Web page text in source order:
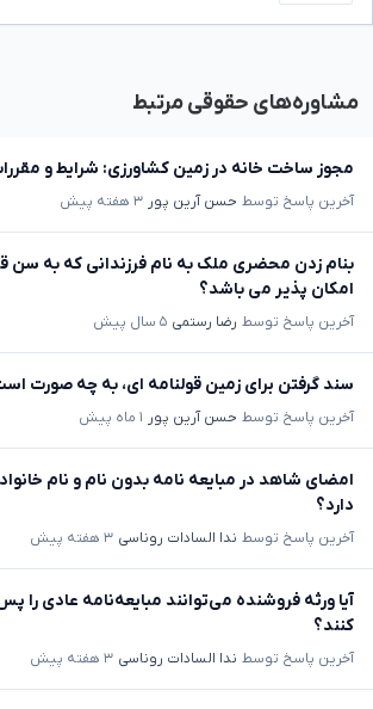
مشاوره‌های حقوقی مرتبط
مجوز ساخت خانه در زمین کشاورزی: شرایط و
آخرین پاسخ توسط حسن آرین پور ۳ هفته پیش
بنام زدن محضری ملک به نام فرزندانی که به سن
امکان پذیر می باشد؟
آخرین پاسخ توسط رضا رستمی ۵ سال پیش
سند گرفتن برای زمین قولنامه ای، به چه صورت
آخرین پاسخ توسط حسن آرین پور ۱ ماه پیش
امضای شاهد در مبایعه نامه بدون نام و نام
دارد؟
آخرین پاسخ توسط ندا السادات روناسی ۳ هفته پیش
آیا ورثه فروشنده می‌توانند مبایعه‌نامه عادی را
کنند؟
آخرین پاسخ توسط ندا السادات روناسی ۳ هفته پیش